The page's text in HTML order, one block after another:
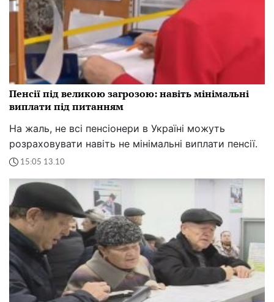
Пенсії під великою загрозою: навіть мінімальні
виплати під питанням
На жаль, не всі пенсіонери в Україні можуть
розраховувати навіть не мінімальні виплати пенсії.
15:05 13.10